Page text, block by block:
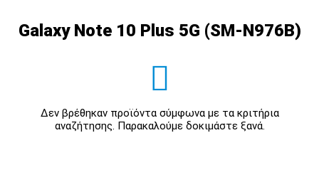
Galaxy Note 10 Plus 5G (SM-N976B)
Δεν βρέθηκαν προϊόντα σύμφωνα με τα κριτήρια
αναζήτησης. Παρακαλούμε δοκιμάστε ξανά.